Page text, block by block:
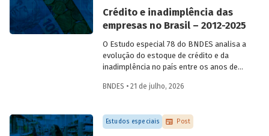
contratados 25 novos projetos.
Crédito e inadimplência das
empresas no Brasil – 2012-2025
O Estudo especial 78 do BNDES analisa a
evolução do estoque de crédito e da
inadimplência no país entre os anos de
analíticos complementares: o porte da
econômica.
BNDES • 21 de julho, 2026
Estudos especiais Post